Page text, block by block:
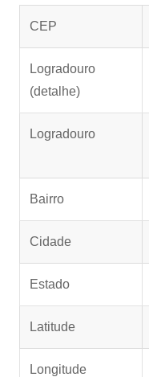
CEP
Logradouro
(detalhe)
Logradouro
Bairro
Cidade
Estado
Latitude
Longitude